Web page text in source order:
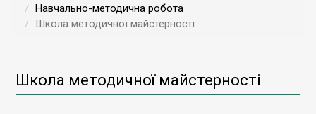
Навчально-методична робота
Школа методичної майстерності
Школа методичної майстерності